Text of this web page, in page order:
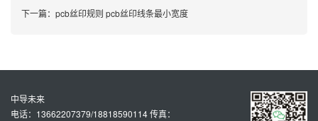
下一篇： pcb丝印规则 pcb丝印线条最小宽度
中导未来
电话：13662207379/18818590114 传真：